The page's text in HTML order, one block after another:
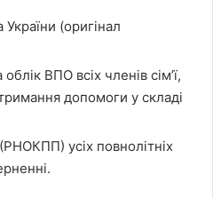
(оригінал
ВПО всіх членів сім’ї,
допомоги у складі
усіх повнолітніх